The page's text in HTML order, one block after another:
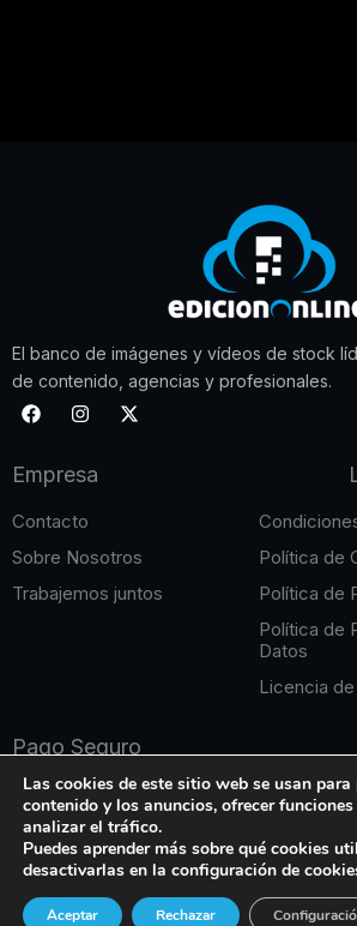
El banco de imágenes y vídeos de stock
de contenido, agencias y profesionales.
F
a
b
o
I
n
a
r
m
X
-
r
Empresa
Contacto
Sobre Nosotros
Trabajemos juntos
Política de
Política de
Política de
Datos
Licencia
Pago Seguro
reservados.
Las cookies de este sitio web se usan
contenido y los anuncios, ofrecer
analizar el tráfico.
Puedes aprender más sobre qué cookies
desactivarlas en la configuración de
Aceptar Rechazar